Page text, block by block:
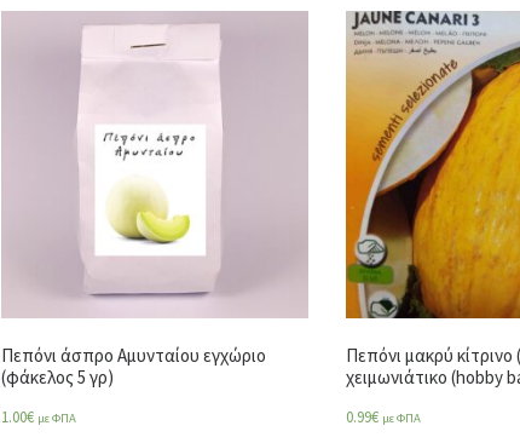
Πεπόνι άσπρο Αμυνταίου εγχώριο
(φάκελος 5 γρ)
1.00€ με ΦΠΑ
Πεπόνι μακρύ
χειμωνιάτικο (hobby
0.99€ με ΦΠΑ